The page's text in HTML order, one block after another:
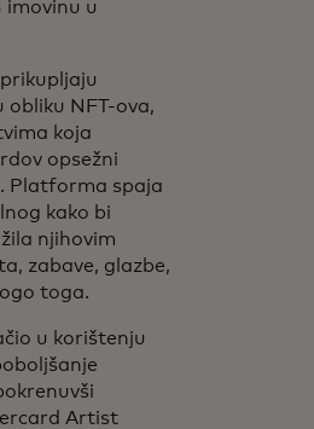
imovinu u
obliku NFT-ova,
koja
opsežni
Platforma spaja
kako bi
njihovim
zabave, glazbe,
toga.
u korištenju
Artist